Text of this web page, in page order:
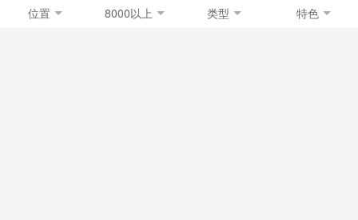
位置 8000以上 类型 特色